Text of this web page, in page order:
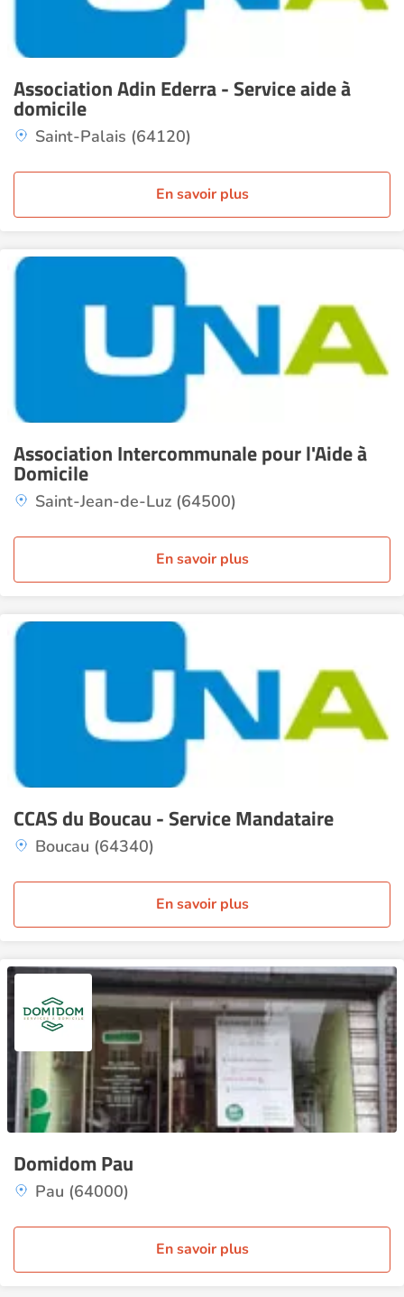
Association Adin Ederra - Service aide à
domicile
Saint-Palais (64120)
En savoir plus
Association Intercommunale pour l'Aide à
Domicile
Saint-Jean-de-Luz (64500)
En savoir plus
CCAS du Boucau - Service Mandataire
Boucau (64340)
En savoir plus
Domidom Pau
Pau (64000)
En savoir plus